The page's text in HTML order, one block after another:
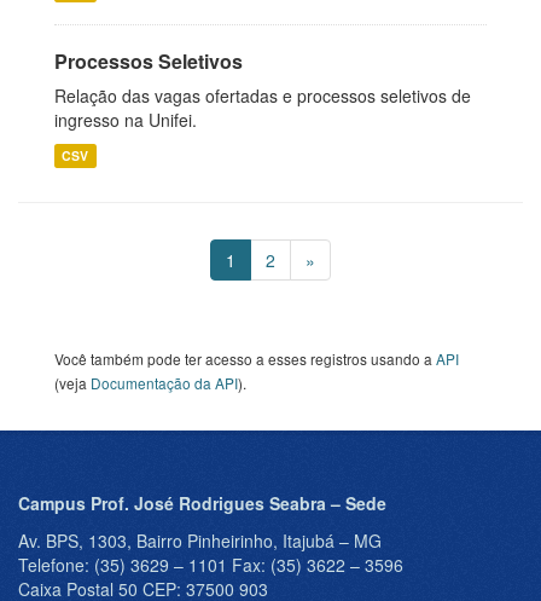
Processos Seletivos
Relação das vagas ofertadas e processos seletivos de
ingresso na Unifei.
CSV
1 2 »
Você também pode ter acesso a esses registros usando a API
(veja Documentação da API).
Campus Prof. José Rodrigues Seabra – Sede
Av. BPS, 1303, Bairro Pinheirinho, Itajubá – MG
Telefone: (35) 3629 – 1101 Fax: (35) 3622 – 3596
Caixa Postal 50 CEP: 37500 903